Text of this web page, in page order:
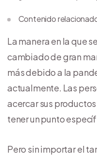
La manera en la que
cambiado de gran
más debido a la
actualmente. Las
acercar sus
tener un punto
Pero sin importar el
Contenido